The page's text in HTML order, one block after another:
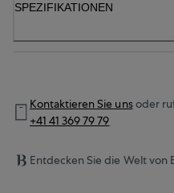
SPEZIFIKATIONEN
Kontaktieren Sie unsoder
+41 41 369 79 79
Entdecken Sie die Welt von